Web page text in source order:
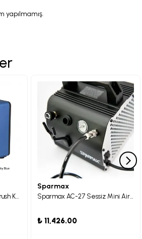
yapılmamış.
Sparmax Arism Mini Airbrush Kompresörü Mavi
Sparmax
Sparmax AC-27 Sessiz Mini Airbrush Kompresör Seti
₺ 11,426.00